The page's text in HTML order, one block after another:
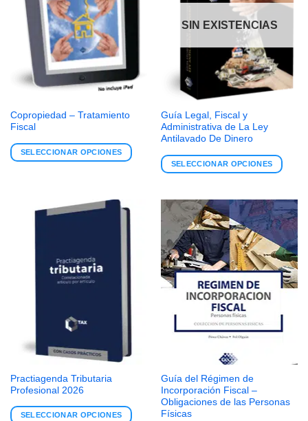
Copropiedad – Tratamiento
Fiscal
SELECCIONAR OPCIONES
SIN EXISTENCIAS
Guía Legal, Fiscal y
Administrativa de La Ley
Antilavado De Dinero
SELECCIONAR OPCIONES
Practiagenda Tributaria
Profesional 2026
SELECCIONAR OPCIONES
Guía del Régimen de
Incorporación Fiscal –
Obligaciones de las Personas
Físicas